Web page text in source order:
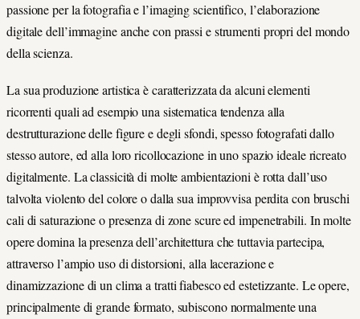
passione per la fotografia e l’imaging scientifico, l’elaborazione
digitale dell’immagine anche con prassi e strumenti propri del mondo
della scienza.
La sua produzione artistica è caratterizzata da alcuni elementi
ricorrenti quali ad esempio una sistematica tendenza alla
destrutturazione delle figure e degli sfondi, spesso fotografati dallo
stesso autore, ed alla loro ricollocazione in uno spazio ideale ricreato
digitalmente. La classicità di molte ambientazioni è rotta dall’uso
talvolta violento del colore o dalla sua improvvisa perdita con bruschi
cali di saturazione o presenza di zone scure ed impenetrabili. In molte
opere domina la presenza dell’architettura che tuttavia partecipa,
attraverso l’ampio uso di distorsioni, alla lacerazione e
dinamizzazione di un clima a tratti fiabesco ed estetizzante. Le opere,
principalmente di grande formato, subiscono normalmente una